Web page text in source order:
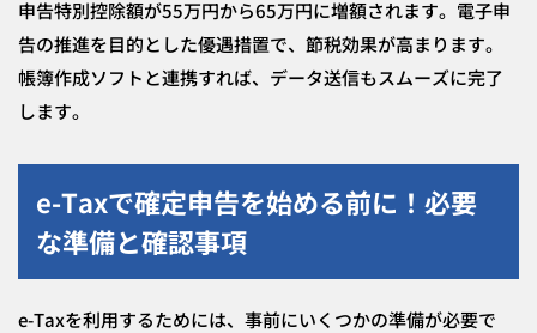
申告特別控除額が55万円から65万円に増額されます。電子申
告の推進を目的とした優遇措置で、節税効果が高まります。
帳簿作成ソフトと連携すれば、データ送信もスムーズに完了
します。
e-Taxで確定申告を始める前に！必要
な準備と確認事項
e-Taxを利用するためには、事前にいくつかの準備が必要で